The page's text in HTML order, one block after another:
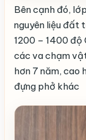
Bên cạnh đó,
nguyên liệu đất
1200 – 1400 độ
các va chạm
hơn 7 năm, cao
đựng phở khác